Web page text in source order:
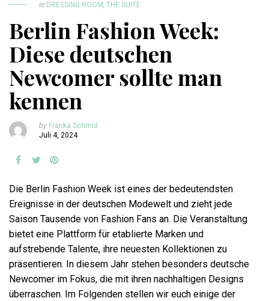
in DRESSING ROOM, THE SUITE
Berlin Fashion Week:
Diese deutschen
Newcomer sollte man
kennen
by Franka Schmid
Juli 4, 2024
Die Berlin Fashion Week ist eines der bedeutendsten
Ereignisse in der deutschen Modewelt und zieht jede
Saison Tausende von Fashion Fans an. Die Veranstaltung
bietet eine Plattform für etablierte Marken und
aufstrebende Talente, ihre neuesten Kollektionen zu
präsentieren. In diesem Jahr stehen besonders deutsche
Newcomer im Fokus, die mit ihren nachhaltigen Designs
überraschen. Im Folgenden stellen wir euch einige der